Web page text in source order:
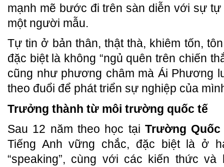
mạnh mẽ bước đi trên sàn diễn với sự
một người mẫu.
Tự tin ở bản thân, thật thà, khiêm tốn,
đặc biệt là không “ngủ quên trên chiến
cũng như phương châm mà Ái Phương
theo đuổi để phát triển sự nghiệp của
Trưởng thành từ môi trường quốc tế
Sau 12 năm theo học tại Trường
Tiếng Anh vững chắc, đặc biệt là ở
“speaking”, cùng với các kiến thức